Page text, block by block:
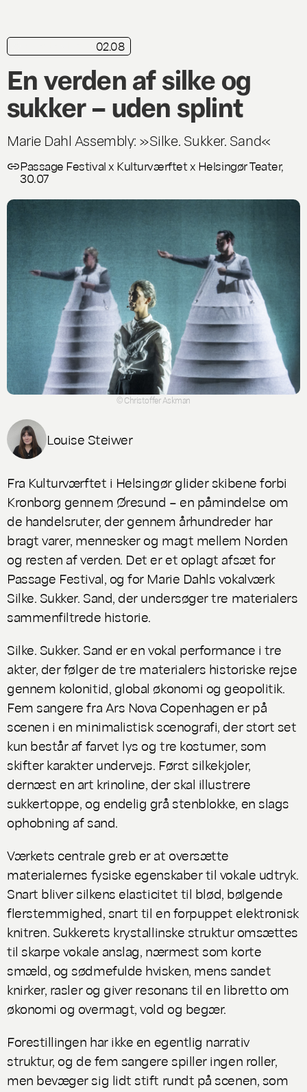
02.08
En verden af silke og
sukker – uden splint
Marie Dahl Assembly: »Silke. Sukker. Sand«
Passage Festival x Kulturværftet x Helsingør Teater,
30.07
© Christoffer Askman
Louise Steiwer
Fra Kulturværftet i Helsingør glider skibene forbi
Kronborg gennem Øresund – en påmindelse om
de handelsruter, der gennem århundreder har
bragt varer, mennesker og magt mellem Norden
og resten af verden. Det er et oplagt afsæt for
Passage Festival, og for Marie Dahls vokalværk
Silke. Sukker. Sand, der undersøger tre materialers
sammenfiltrede historie.
Silke. Sukker. Sand er en vokal performance i tre
akter, der følger de tre materialers historiske rejse
gennem kolonitid, global økonomi og geopolitik.
Fem sangere fra Ars Nova Copenhagen er på
scenen i en minimalistisk scenografi, der stort set
kun består af farvet lys og tre kostumer, som
skifter karakter undervejs. Først silkekjoler,
dernæst en art krinoline, der skal illustrere
sukkertoppe, og endelig grå stenblokke, en slags
ophobning af sand.
Værkets centrale greb er at oversætte
materialernes fysiske egenskaber til vokale udtryk.
Snart bliver silkens elasticitet til blød, bølgende
flerstemmighed, snart til en forpuppet elektronisk
knitren. Sukkerets krystallinske struktur omsættes
til skarpe vokale anslag, nærmest som korte
smæld, og sødmefulde hvisken, mens sandet
knirker, rasler og giver resonans til en libretto om
økonomi og overmagt, vold og begær.
Forestillingen har ikke en egentlig narrativ
struktur, og de fem sangere spiller ingen roller,
men bevæger sig lidt stift rundt på scenen, som